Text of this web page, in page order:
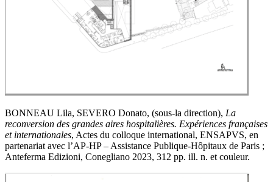
BONNEAU Lila, SEVERO Donato, (sous-la direction), La
reconversion des grandes aires hospitalières. Expériences françaises
et internationales, Actes du colloque international, ENSAPVS, en
partenariat avec l’AP-HP – Assistance Publique-Hôpitaux de Paris ;
Anteferma Edizioni, Conegliano 2023, 312 pp. ill. n. et couleur.